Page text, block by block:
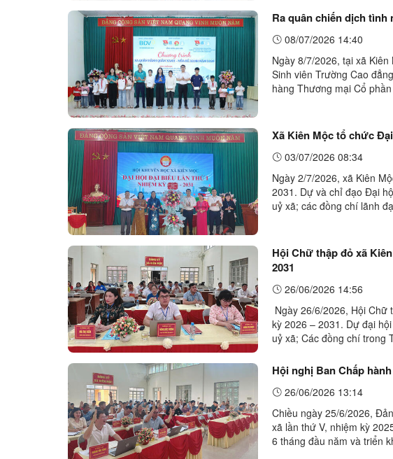
Ra quân chiến dịch tình
08/07/2026 14:40
Ngày 8/7/2026, tại xã
Sinh viên Trường Cao
hàng Thương mại Cổ
Xã Kiên Mộc tổ chức
03/07/2026 08:34
Ngày 2/7/2026, xã Kiên
2031. Dự và chỉ đạo Đại
uỷ xã; các đồng chí lãnh
Hội Chữ thập đỏ xã
2031
26/06/2026 14:56
Ngày 26/6/2026, Hội
kỳ 2026 – 2031. Dự đại
uỷ xã; Các đồng chí trong
Hội nghị Ban Chấp
26/06/2026 13:14
Chiều ngày 25/6/2026,
xã lần thứ V, nhiệm kỳ
6 tháng đầu năm và triển